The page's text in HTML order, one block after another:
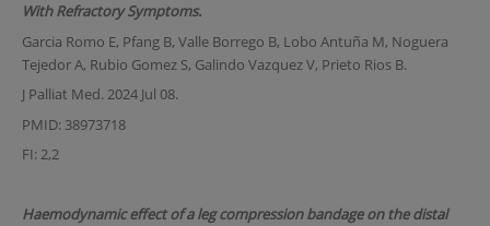
With Refractory Symptoms.
Garcia Romo E, Pfang B, Valle Borrego B, Lobo Antuña M, Noguera
Tejedor A, Rubio Gomez S, Galindo Vazquez V, Prieto Rios B.
J Palliat Med. 2024 Jul 08.
PMID: 38973718
FI: 2,2
Haemodynamic effect of a leg compression bandage on the distal